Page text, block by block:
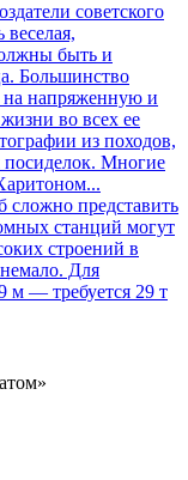
советского
быть и
Большинство
на напряженную и
во всех ее
из походов,
посиделок. Многие
представить
станций могут
строений в
Для
м — требуется 29 т